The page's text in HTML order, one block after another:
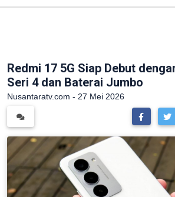
Redmi 17 5G Siap Debut
Seri 4 dan Baterai Jumbo
Nusantaratv.com - 27 Mei 2026